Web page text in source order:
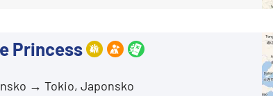
Princess
Tokio, Japonsko